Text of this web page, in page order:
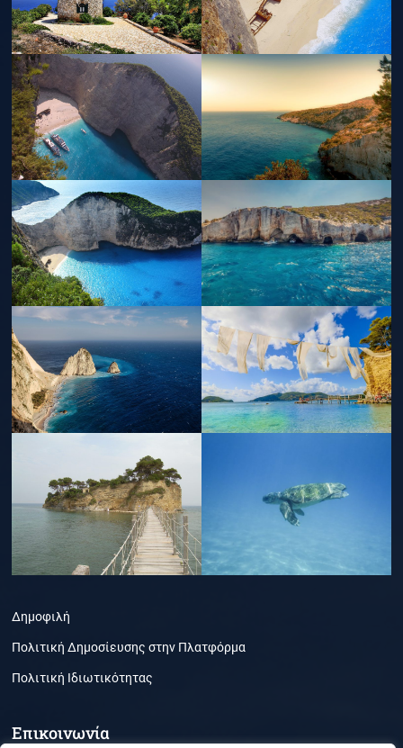
Δημοφιλή
Πολιτική Δημοσίευσης στην Πλατφόρμα
Πολιτική Ιδιωτικότητας
Επικοινωνία